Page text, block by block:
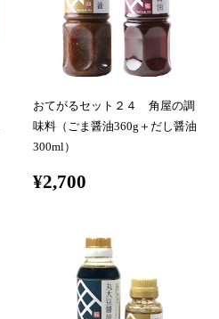
おてがるセット２４ 角屋の調
味料（ごま醤油360g＋だし醤油
300ml）
¥2,700